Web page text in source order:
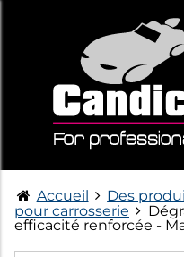
Accueil
Des
pour carrosserie
efficacité renforcée -